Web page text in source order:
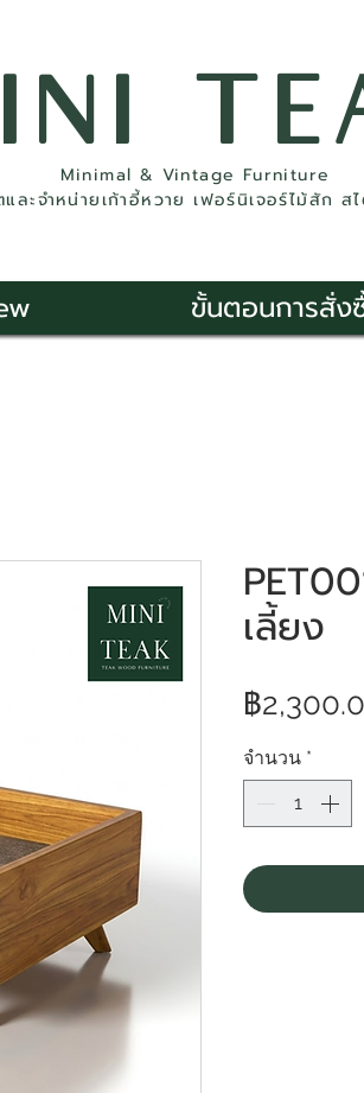
Minimal & Vintage Furniture
ละจำหน่ายเก้าอี้หวาย เฟอร์นิเจอร์ไม้สัก ส
ขั้นตอนการสั่ง
เลี้ยง
฿
จำนวน *